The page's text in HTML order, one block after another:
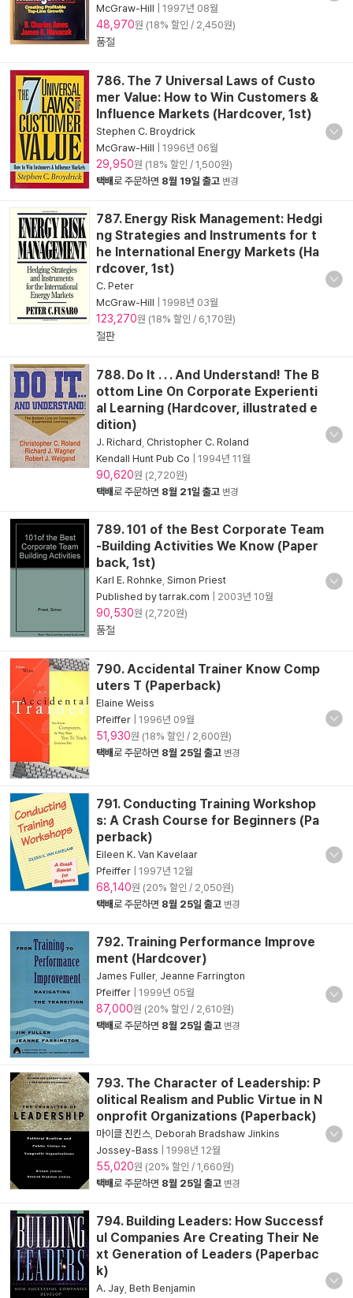
McGraw-Hill 1997년 08월
48,970원 (18% 할인 / 2,450원)
품절
786. The 7 Universal Laws of Custo
mer Value: How to Win Customers &
Influence Markets (Hardcover, 1st)
Stephen C. Broydrick
McGraw-Hill
1996년 06월
29,950원 (18% 할인 / 1,500원)
택배로 주문하면 8월 19일 출고 변경
787. Energy Risk Management: Hedgi
ng Strategies and Instruments for t
he International Energy Markets (Ha
rdcover, 1st)
C. Peter
McGraw-Hill
1998년 03월
123,270원 (18% 할인 / 6,170원)
절판
788. Do It . . . And Understand! The B
ottom Line On Corporate Experienti
al Learning (Hardcover, illustrated e
dition)
J. Richard Christopher C. Roland
Kendall Hunt Pub Co
1994년 11월
90,620원 (2,720원)
택배로 주문하면 8월 21일 출고 변경
789. 101 of the Best Corporate Team
-Building Activities We Know (Paper
back, 1st)
Karl E. Rohnke Simon Priest
Published by tarrak.com
2003년 10월
90,530원 (2,720원)
품절
790. Accidental Trainer Know Comp
uters T (Paperback)
Elaine Weiss
Pfeiffer
1996년 09월
51,930원 (18% 할인 / 2,600원)
택배로 주문하면 8월 25일 출고 변경
791. Conducting Training Workshop
s: A Crash Course for Beginners (Pa
perback)
Eileen K. Van Kavelaar
Pfeiffer
1997년 12월
68,140원 (20% 할인 / 2,050원)
택배로 주문하면 8월 25일 출고 변경
792. Training Performance Improve
ment (Hardcover)
James Fuller, Jeanne Farrington
Pfeiffer
1999년 05월
87,000원 (20% 할인 / 2,610원)
택배로 주문하면 8월 25일 출고 변경
793. The Character of Leadership: P
olitical Realism and Public Virtue in N
onprofit Organizations (Paperback)
마이클 진킨스 Deborah Bradshaw Jinkins
Jossey-Bass
1998년 12월
55,020원 (20% 할인 / 1,660원)
택배로 주문하면 8월 25일 출고 변경
794. Building Leaders: How Successf
ul Companies Are Creating Their Ne
xt Generation of Leaders (Paperbac
k)
A. Jay Beth Benjamin